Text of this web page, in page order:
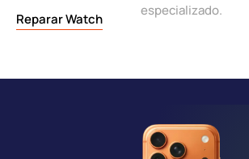
especializado.
Reparar Watch